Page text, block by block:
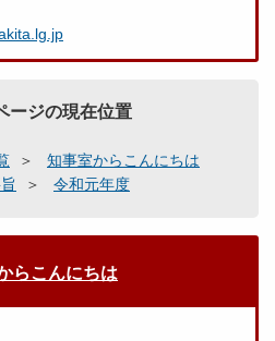
ージの現在位置
知事室からこんにちは
令和元年度
らこんにちは